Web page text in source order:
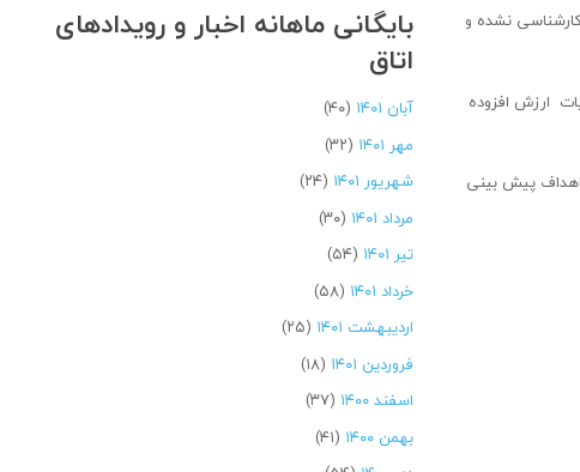
کارشناسی نشده و
خصوصی گفت: در شهرک های صنعتی استان از تولید کنندگان به صورت مستمر ۹ درصدمالیات ارزش افزوده
اهداف پیش بینی
بایگانی ماهانه اخبار و رویدادهای
اتاق
آبان ۱۴۰۱
(۴۰)
مهر ۱۴۰۱
(۳۲)
شهریور ۱۴۰۱
(۲۴)
مرداد ۱۴۰۱
(۳۰)
تیر ۱۴۰۱
(۵۴)
خرداد ۱۴۰۱
(۵۸)
اردیبهشت ۱۴۰۱
(۲۵)
فروردین ۱۴۰۱
(۱۸)
اسفند ۱۴۰۰
(۳۷)
بهمن ۱۴۰۰
(۴۱)